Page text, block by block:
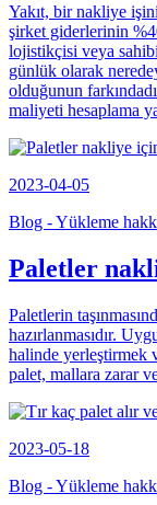
Yakıt, bir nakliye
şirket giderlerinin
lojistikçisi veya
günlük olarak
olduğunun
maliyeti hesaplama
2023-04-05
Blog - Yükleme
Paletler
Paletlerin
hazırlanmasıdır.
halinde yerleştirmek
palet, mallara zarar
2023-05-18
Blog - Yükleme